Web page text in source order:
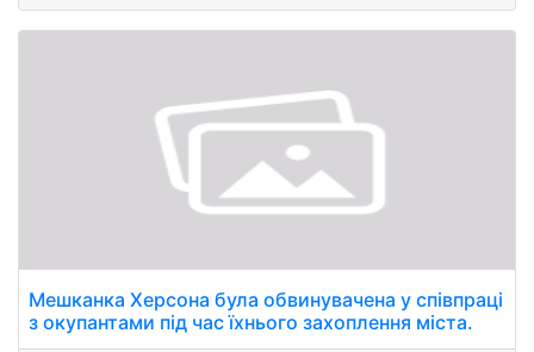
Мешканка Херсона була обвинувачена у співпраці
з окупантами під час їхнього захоплення міста.